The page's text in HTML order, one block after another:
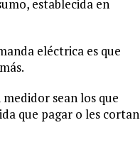
establecida en
eléctrica es que
sean los que
que pagar o les cortan